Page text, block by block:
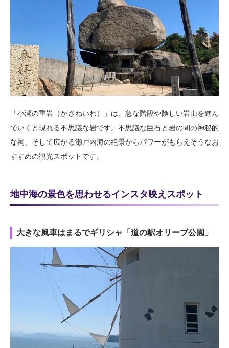
「小瀬の重岩（かさねいわ）」は、急な階段や険しい岩山を進ん
でいくと現れる不思議な岩です。不思議な巨石と岩の間の神秘的
な祠、そして広がる瀬戸内海の絶景からパワーがもらえそうなお
すすめの観光スポットです。
地中海の景色を思わせるインスタ映えスポット
大きな風車はまるでギリシャ「道の駅オリーブ公園」